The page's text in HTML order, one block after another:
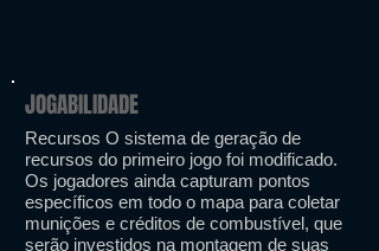
JOGABILIDADE
Recursos O sistema de geração de
recursos do primeiro jogo foi modificado.
Os jogadores ainda capturam pontos
específicos em todo o mapa para coletar
munições e créditos de combustível, que
serão investidos na montagem de suas